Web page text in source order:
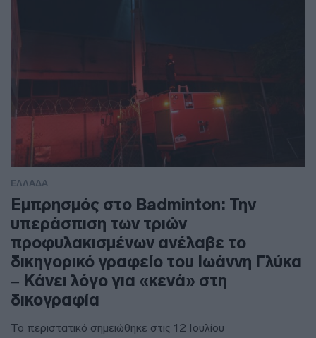
ΕΛΛΑΔΑ
Εμπρησμός στο Badminton: Την
υπεράσπιση των τριών
προφυλακισμένων ανέλαβε το
δικηγορικό γραφείο του Ιωάννη Γλύκα
– Κάνει λόγο για «κενά» στη
δικογραφία
Το περιστατικό σημειώθηκε στις 12 Ιουλίου